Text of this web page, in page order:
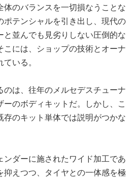
体のバランスを一切損なうことな
ポテンシャルを引き出し、現代の
と並んでも見劣りしない圧倒的な
こには、ショップの技術とオーナ
いる。
のは、往年のメルセデスチューナ
ーのボディキットだ。しかし、こ
存のキット単体では説明がつかな
ンダーに施されたワイド加工であ
抑えつつ、タイヤとの一体感を極